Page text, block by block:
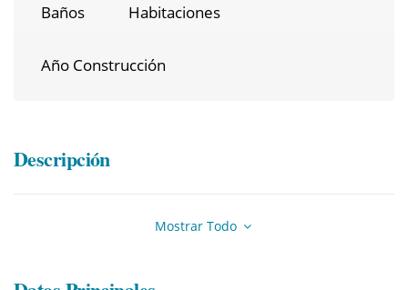
Baños Habitaciones
Año Construcción
Descripción
Mostrar Todo